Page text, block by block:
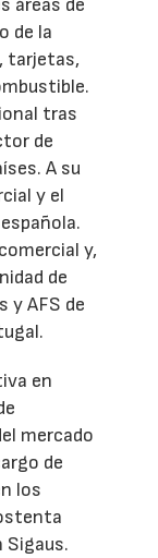
áreas de
de la
tarjetas,
tras
de
A su
y el
y,
de
y AFS de
en
mercado
de
los
Sigaus.